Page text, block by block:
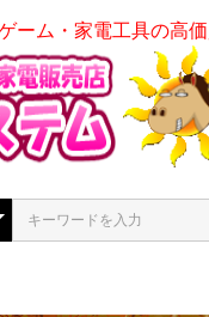
ーム・家電工具の高